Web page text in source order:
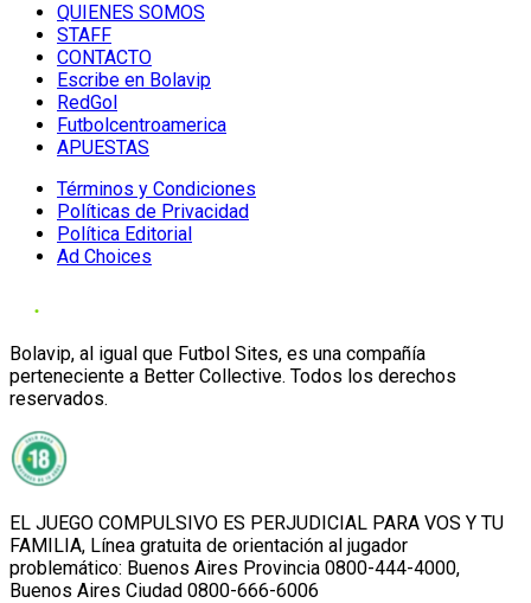
QUIENES SOMOS
STAFF
CONTACTO
Escribe en Bolavip
RedGol
Futbolcentroamerica
APUESTAS
Términos y Condiciones
Políticas de Privacidad
Política Editorial
Ad Choices
Bolavip, al igual que Futbol Sites, es una compañía
perteneciente a Better Collective. Todos los derechos
reservados.
EL JUEGO COMPULSIVO ES PERJUDICIAL PARA VOS Y TU
FAMILIA, Línea gratuita de orientación al jugador
problemático: Buenos Aires Provincia 0800-444-4000,
Buenos Aires Ciudad 0800-666-6006